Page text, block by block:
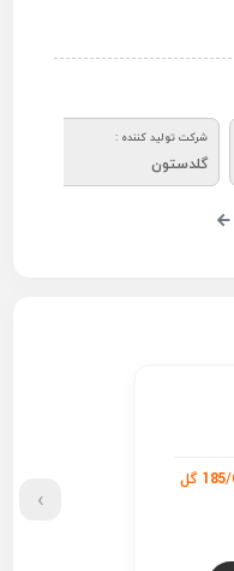
شرکت تولید کننده :
گلدستون
لاستیک لاسا 185/65R 14 گل
›